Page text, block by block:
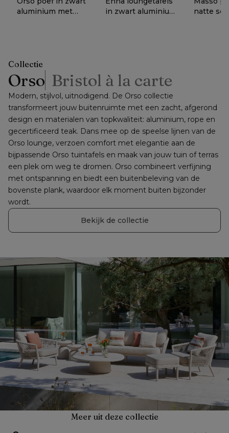
aluminium met
in zwart aluminium
natte
Collectie
Orso Bristol à la carte
Modern, stijlvol, uitnodigend. De Orso collectie
transformeert jouw buitenruimte met een zacht, afgerond
design en materialen van topkwaliteit: aluminium, rope en
gecertificeerd teak. Dans mee op de speelse lijnen van de
Orso lounge, verzoen comfort met elegantie aan de
bijpassende Orso tuintafels en maak van jouw tuin of terras
een plek om weg te dromen. Orso combineert verfijning
met ontspanning en biedt een buitenbeleving van de
bovenste plank, waardoor elk moment buiten bijzonder
wordt.
Bekijk de collectie
Meer uit deze collectie